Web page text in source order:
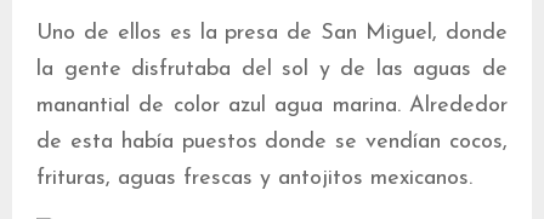
Uno de ellos es la presa de San Miguel, donde
la gente disfrutaba del sol y de las aguas de
manantial de color azul agua marina. Alrededor
de esta había puestos donde se vendían cocos,
frituras, aguas frescas y antojitos mexicanos.